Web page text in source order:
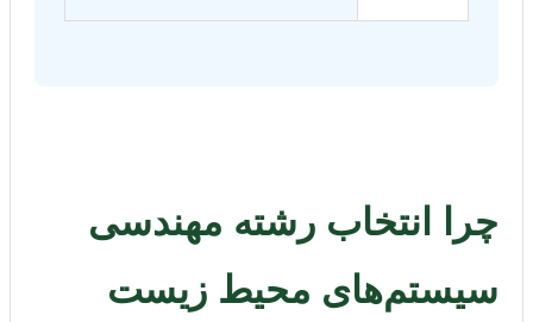
چرا انتخاب رشته مهندسی
سیستم‌های محیط زیست